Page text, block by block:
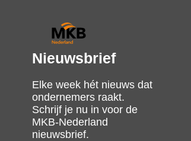
Nieuwsbrief
Elke week hét nieuws dat
ondernemers raakt.
Schrijf je nu in voor de
MKB-Nederland
nieuwsbrief.